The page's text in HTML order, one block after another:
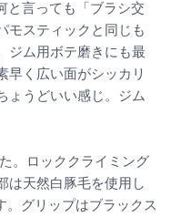
と言っても「ブラシ交
モスティックと同じも
ジム用ボテ磨きにも最
早く広い面がシッカリ
ょうどいい感じ。ジム
。ロッククライミング
は天然白豚毛を使用し
。グリップはブラックス